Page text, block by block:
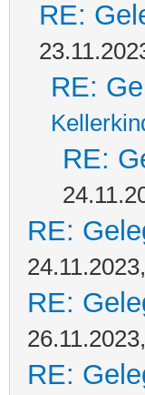
RE:
RE:
RE:
RE:
RE:
RE: